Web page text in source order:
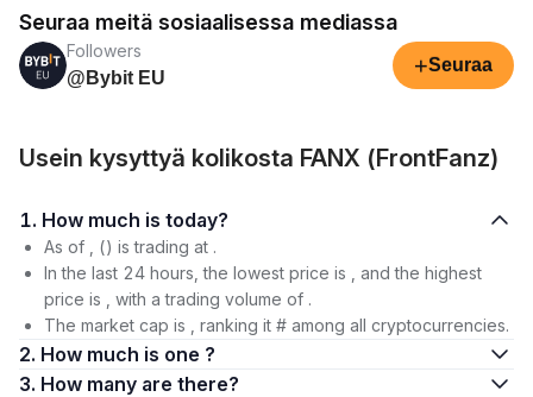
Seuraa meitä sosiaalisessa mediassa
Followers
@Bybit EU
+Seuraa
Usein kysyttyä kolikosta FANX (FrontFanz)
1. How much is today?
As of , () is trading at .
In the last 24 hours, the lowest price is , and the highest
price is , with a trading volume of .
The market cap is , ranking it # among all cryptocurrencies.
2. How much is one ?
3. How many are there?